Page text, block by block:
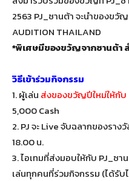
2563 PJ_ซานต้า จะนำของข
AUDITION THAILAND
*พิเศษมีของขวัญจากซานต้า
วิธีเข้าร่วมกิจกรรม
1. ผู้เล่น ส่งของขวัญปีใหม่ให้กับ
5,000 Cash
2. PJ จะ Live จับฉลากของราง
18.00 น.
3. ไอเทมที่ส่งมอบให้กับ PJ_ซ
เล่นทุกคนที่ร่วมกิจกรรม (ได้รับ